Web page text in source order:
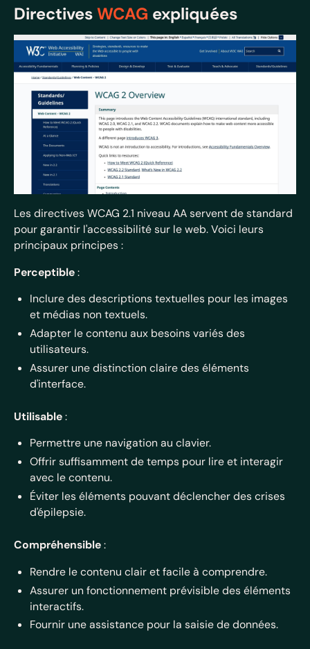
Directives WCAG expliquées
Les directives WCAG 2.1 niveau AA servent de standard
pour garantir l'accessibilité sur le web. Voici leurs
principaux principes :
Perceptible:
Inclure des descriptions textuelles pour les images
et médias non textuels.
Adapter le contenu aux besoins variés des
utilisateurs.
Assurer une distinction claire des éléments
d'interface.
Utilisable:
Permettre une navigation au clavier.
Offrir suffisamment de temps pour lire et interagir
avec le contenu.
Éviter les éléments pouvant déclencher des crises
d'épilepsie.
Compréhensible:
Rendre le contenu clair et facile à comprendre.
Assurer un fonctionnement prévisible des éléments
interactifs.
Fournir une assistance pour la saisie de données.